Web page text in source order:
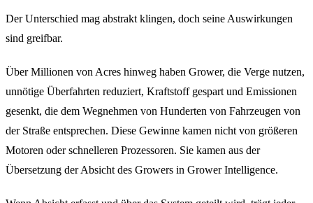
Der Unterschied mag abstrakt klingen, doch seine Auswirkungen
sind greifbar.
Über Millionen von Acres hinweg haben Grower, die Verge nutzen,
unnötige Überfahrten reduziert, Kraftstoff gespart und Emissionen
gesenkt, die dem Wegnehmen von Hunderten von Fahrzeugen von
der Straße entsprechen. Diese Gewinne kamen nicht von größeren
Motoren oder schnelleren Prozessoren. Sie kamen aus der
Übersetzung der Absicht des Growers in Grower Intelligence.